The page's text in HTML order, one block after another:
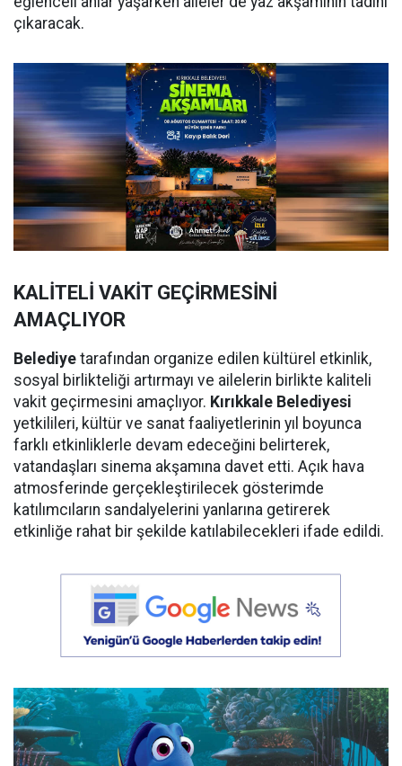
çıkaracak.
KALİTELİ VAKİT GEÇİRMESİNİ
AMAÇLIYOR
Belediye tarafından organize edilen kültürel etkinlik,
sosyal birlikteliği artırmayı ve ailelerin birlikte kaliteli
vakit geçirmesini amaçlıyor. Kırıkkale Belediyesi
yetkilileri, kültür ve sanat faaliyetlerinin yıl boyunca
farklı etkinliklerle devam edeceğini belirterek,
vatandaşları sinema akşamına davet etti. Açık hava
atmosferinde gerçekleştirilecek gösterimde
katılımcıların sandalyelerini yanlarına getirerek
etkinliğe rahat bir şekilde katılabilecekleri ifade edildi.